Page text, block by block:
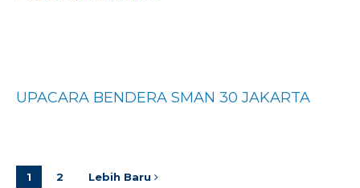
UPACARA BENDERA SMAN 30 JAKARTA
1 2 Lebih Baru